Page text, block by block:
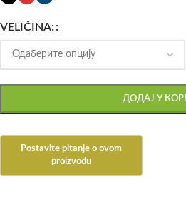
VELIČINA:
ДОДАЈ У